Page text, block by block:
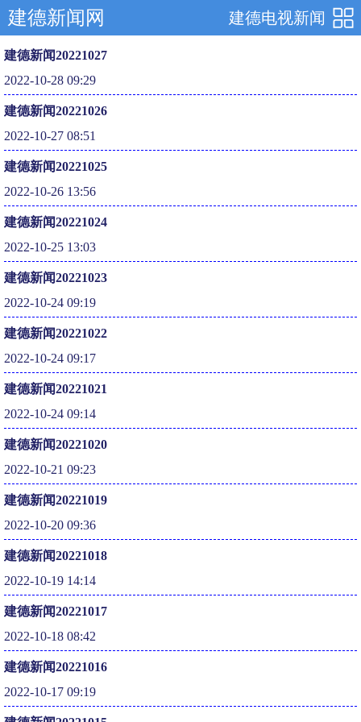
建德电视新闻
建德新闻网
建德新闻20221027
2022-10-28 09:29
建德新闻20221026
2022-10-27 08:51
建德新闻20221025
2022-10-26 13:56
建德新闻20221024
2022-10-25 13:03
建德新闻20221023
2022-10-24 09:19
建德新闻20221022
2022-10-24 09:17
建德新闻20221021
2022-10-24 09:14
建德新闻20221020
2022-10-21 09:23
建德新闻20221019
2022-10-20 09:36
建德新闻20221018
2022-10-19 14:14
建德新闻20221017
2022-10-18 08:42
建德新闻20221016
2022-10-17 09:19